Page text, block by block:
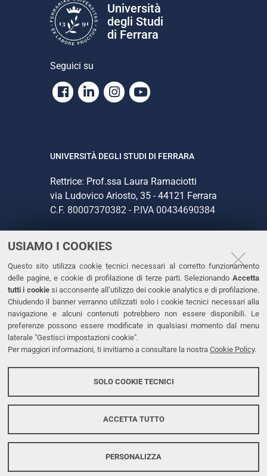
USIAMO I COOKIES
Questo sito utilizza cookie tecnici necessari al corretto funzionamento
delle pagine, e cookie di profilazione di terze parti. Selezionando Accetta
tutti i cookiesi acconsente all’utilizzo dei cookie analytics e di profilazione.
Chiudendo il banner verranno utilizzati solo i cookie tecnici necessari alla
navigazione e alcuni contenuti potrebbero non essere disponibili. Le
preferenze possono essere modificate in qualsiasi momento dal menu
laterale "Gestisci impostazioni cookie".
Per maggiori informazioni, ti invitiamo a consultare la nostra Cookie Policy.
SOLO COOKIE TECNICI
ACCETTA TUTTO
PERSONALIZZA
Università
degli Studi
di Ferrara
Seguici su
Facebook
LinkedinInstagram
Youtube
UNIVERSITÀ DEGLI STUDI DI FERRARA
Rettrice: Prof.ssa Laura Ramaciotti
via Ludovico Ariosto, 35 - 44121 Ferrara
C.F. 80007370382 - P.IVA 00434690384
CONTATTI
Tel. +39 0532 293111
Fax. +39 0532 293031
PEC
LINKS
Dichiarazione di accessibilità
Protezione dati personali